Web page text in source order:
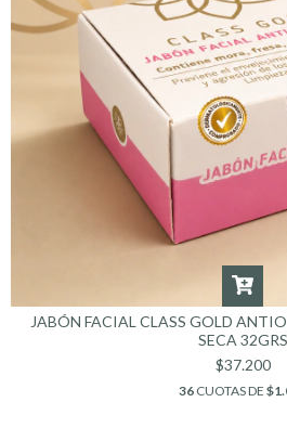
JABÓN FACIAL CLASS GOLD
SECA 32GRS
$37.200
36CUOTAS DE